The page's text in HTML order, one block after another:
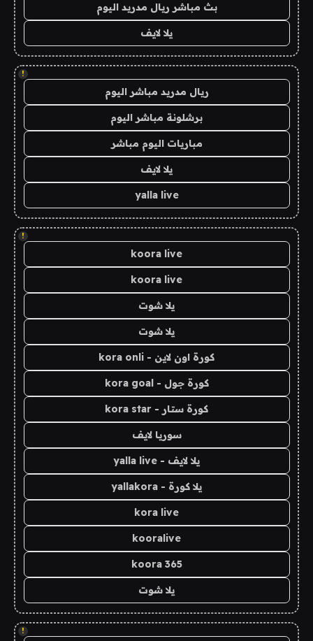
بث مباشر ريال مدريد اليوم
يلا لايف
!
ريال مدريد مباشر اليوم
برشلونة مباشر اليوم
مباريات اليوم مباشر
يلا لايف
yalla live
!
koora live
koora live
يلا شوت
يلا شوت
كورة اون لاين - kora onli
كورة جول - kora goal
كورة ستار - kora star
سوريا لايف
يلا لايف - yalla live
يلا كورة - yallakora
kora live
kooralive
koora 365
يلا شوت
!